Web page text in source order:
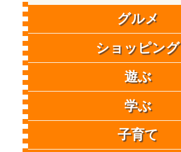
グルメ
ショッピング
遊ぶ
学ぶ
子育て